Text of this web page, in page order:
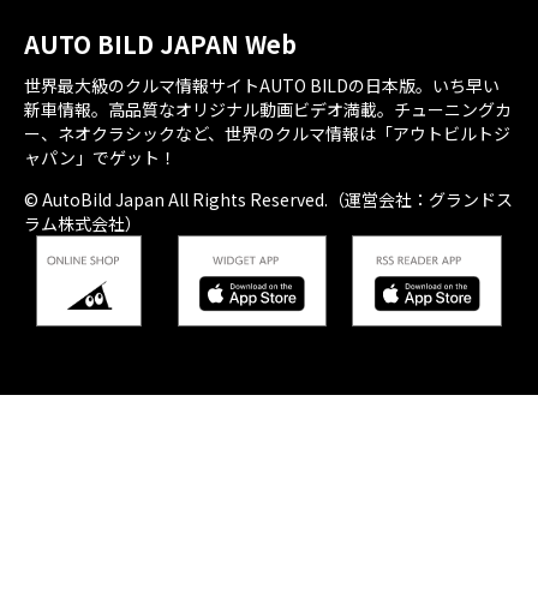
AUTO BILD JAPAN Web
世界最大級のクルマ情報サイトAUTO BILDの日本版。いち早い
新車情報。高品質なオリジナル動画ビデオ満載。チューニングカ
ー、ネオクラシックなど、世界のクルマ情報は「アウトビルトジ
ャパン」でゲット！
© AutoBild Japan All Rights Reserved.（運営会社：グランドス
ラム株式会社）